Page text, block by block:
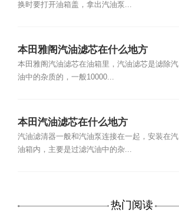
换时要打开油箱盖，拿出汽油泵...
本田雅阁汽油滤芯在什么地方
本田雅阁汽油滤芯在油箱里，汽油滤芯是滤除汽
油中的杂质的，一般10000...
本田汽油滤芯在什么地方
汽油滤清器一般和汽油泵连接在一起，安装在汽
油箱内，主要是过滤汽油中的杂...
热门阅读